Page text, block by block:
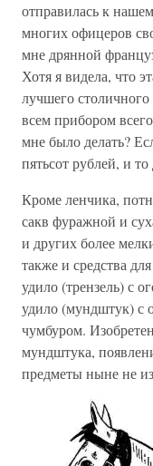
отправилась к
многих офицеров
мне дрянной
Хотя я видела, что
лучшего столичного
всем прибором
мне было делать?
пятьсот рублей, и
Кроме ленчика,
сакв фуражной и
и других более
также и средства
удило (трензель) с
удило (мундштук) с
чумбуром.
мундштука,
предметы ныне не